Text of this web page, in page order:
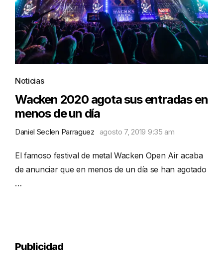
Noticias
Wacken 2020 agota sus entradas en
menos de un día
Daniel Seclen Parraguez agosto 7, 2019 9:35 am
El famoso festival de metal Wacken Open Air acaba
de anunciar que en menos de un día se han agotado
…
Publicidad